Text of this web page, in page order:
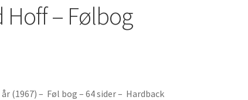
Hoff – Følbog
(1967) – Føl bog – 64 sider – Hardback